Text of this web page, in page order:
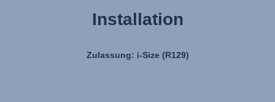
Installation
Zulassung: i-Size (R129)